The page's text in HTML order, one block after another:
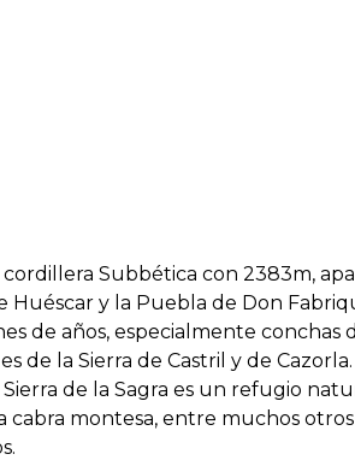
cordillera Subbética con 2383m,
Huéscar y la Puebla de Don
de años, especialmente conchas
de la Sierra de Castril y de
Sierra de la Sagra es un refugio
cabra montesa, entre muchos